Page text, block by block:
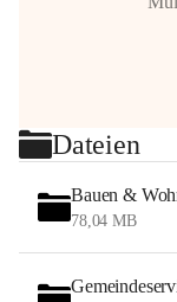
Dateien
Bauen &
78,04 MB